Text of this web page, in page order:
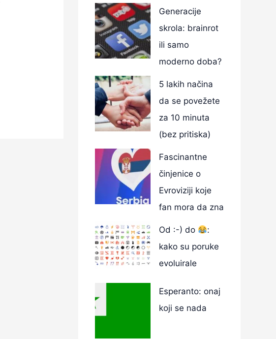
Generacije
skrola: brainrot
ili samo
moderno doba?
5 lakih načina
da se povežete
za 10 minuta
(bez pritiska)
Fascinantne
činjenice o
Evroviziji koje
fan mora da zna
Od :-) do
:
kako su poruke
evoluirale
Esperanto: onaj
koji se nada